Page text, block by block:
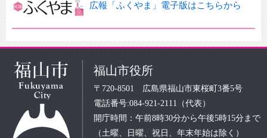
広報「ふくやま」電子版はこちらから
福山市役所
〒720-8501 広島県福山市東桜町3番5号
電話番号:084-921-2111（代表）
開庁時間：午前8時30分から午後5時15分まで
（土曜、日曜、祝日、年末年始は除く）